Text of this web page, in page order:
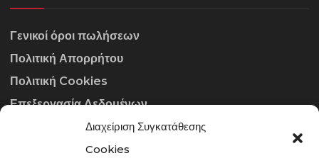
Διαχείριση Συγκατάθεσης
Cookies
Γενικοί όροι πωλήσεων
Πολιτική Απορρήτου
Πολιτική Cookies
Επεξεργασία Δεδομένων
ΣΤΟΙΧΕΊΑ ΕΠΙΚΟΙΝΩΝΊΑΣ